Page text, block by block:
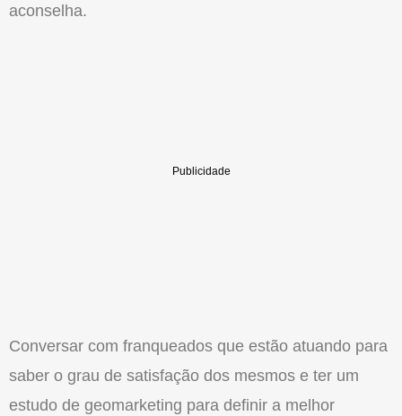
aconselha.
Conversar com franqueados que estão atuando para
saber o grau de satisfação dos mesmos e ter um
estudo de geomarketing para definir a melhor